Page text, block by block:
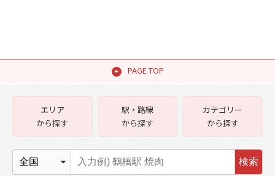
PAGE TOP
エリア
から探す
駅・路線
から探す
カテゴリー
から探す
検索